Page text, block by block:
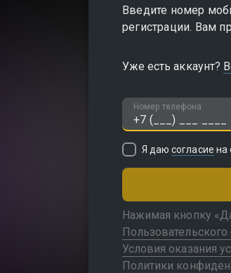
Введите номер
регистрации. Вам
Уже есть аккаунт?
Номер телефона
Я даюсогласие на
Нажимая кнопку
Условия оказания
Политики